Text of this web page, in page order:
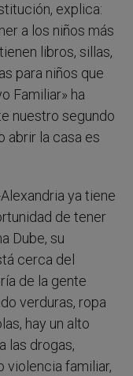
explica:
a los niños más
libros, sillas,
para niños que
Familiar» ha
nuestro segundo
abrir la casa es
ya tiene
de tener
Dube, su
cerca del
de la gente
verduras, ropa
hay un alto
las drogas,
violencia familiar,